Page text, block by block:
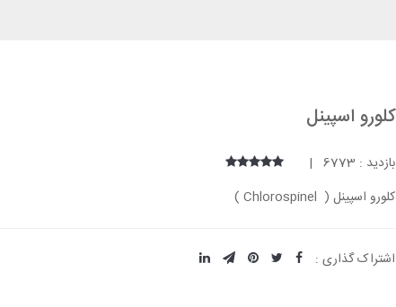
کلورو اسپینل
بازدید : 6773 |
کلورو اسپینل ( Chlorospinel )
اشتراک گذاری :